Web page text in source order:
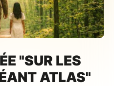
"SUR LES
ATLAS"